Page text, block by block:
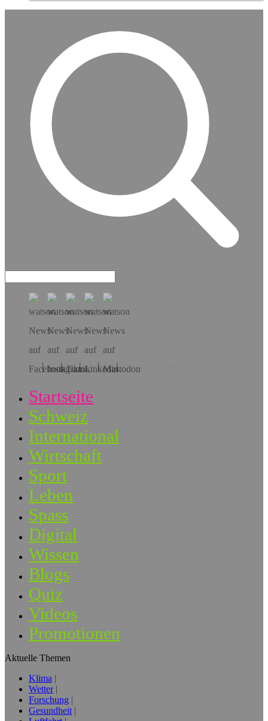
Hol dir die App!
Startseite
Schweiz
International
Wirtschaft
Sport
Leben
Spass
Digital
Wissen
Blogs
Quiz
Videos
Promotionen
Aktuelle Themen
Klima
Wetter
Forschung
Gesundheit